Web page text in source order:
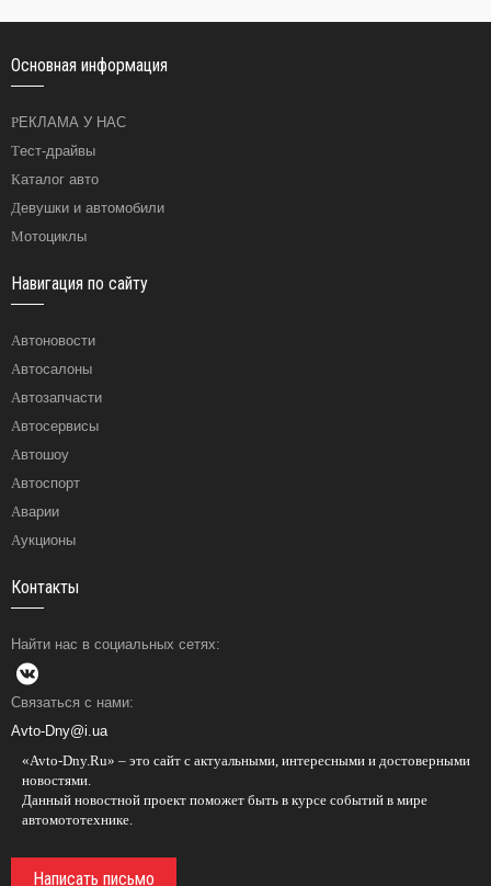
Основная информация
РЕКЛАМА У НАС
Тест-драйвы
Каталог авто
Девушки и автомобили
Мотоциклы
Навигация по сайту
Автоновости
Автосалоны
Автозапчасти
Автосервисы
Автошоу
Автоспорт
Аварии
Аукционы
Контакты
Найти нас в социальных сетях:
Связаться с нами:
Avto-Dny@i.ua
«Avto-Dny.Ru» – это сайт с актуальными, интересными и достоверными
новостями.
Данный новостной проект поможет быть в курсе событий в мире
автомототехнике.
Написать письмо